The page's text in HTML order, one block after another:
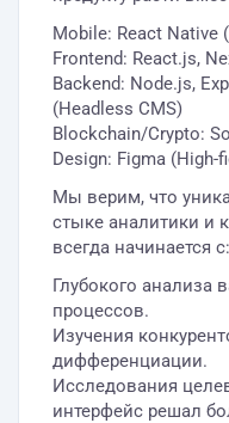
Mobile: React Native
Frontend: React.js,
Backend: Node.js,
(Headless CMS)
Blockchain/Crypto:
Design: Figma
Мы верим, что
стыке аналитики и
всегда начинается с:
Глубокого анализа
процессов.
Изучения
дифференциации.
Исследования
интерфейс решал